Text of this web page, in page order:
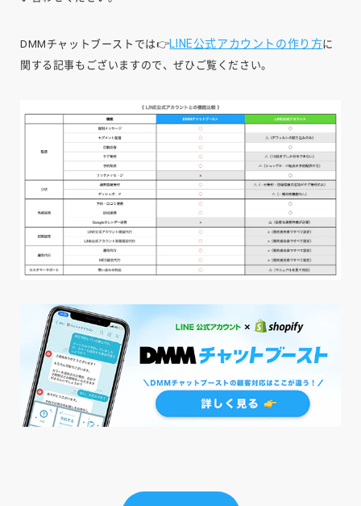
DMMチャットブーストでは👉LINE公式アカウントの作り方に
関する記事もございますので、ぜひご覧ください。